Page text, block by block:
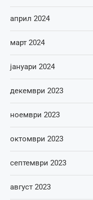
април 2024
март 2024
јануари 2024
декември 2023
ноември 2023
октомври 2023
септември 2023
август 2023